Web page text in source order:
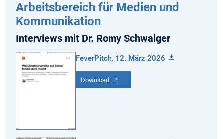
Arbeitsbereich für Medien und
Kommunikation
Interviews mit Dr. Romy Schwaiger
FeverPitch, 12. März 2026
Download